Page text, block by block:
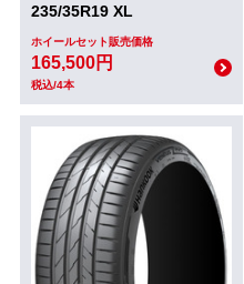
235/35R19 XL
ホイールセット販売価格
165,500円
税込/4本